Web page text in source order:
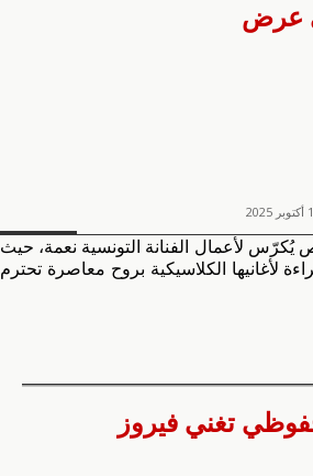
عرض
لأعمال الفنانة التونسية نعمة، حيث
لأغانيها الكلاسيكية بروح معاصرة تحترم
تغني فيروز